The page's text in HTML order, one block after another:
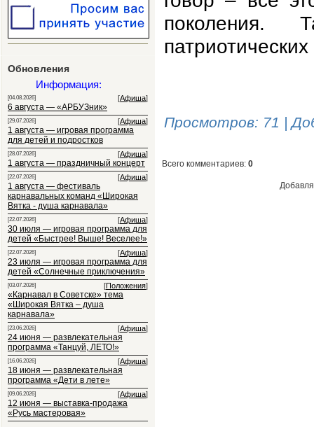
Обновления
Информация:
[04.08.2026] [Афиша]
6 августа — «АРБУЗник»
[29.07.2026] [Афиша]
1 августа — игровая программа
для детей и подростков
[28.07.2026] [Афиша]
1 августа — праздничный концерт
[22.07.2026] [Афиша]
1 августа — фестиваль
карнавальных команд «Широкая
Вятка - душа карнавала»
[22.07.2026] [Афиша]
30 июля — игровая программа для
детей «Быстрее! Выше! Веселее!»
[22.07.2026] [Афиша]
23 июля — игровая программа для
детей «Солнечные приключения»
[03.07.2026] [Положения]
«Карнавал в Советске» тема
«Широкая Вятка – душа
карнавала»
[23.06.2026] [Афиша]
24 июня — развлекательная
программа «Танцуй, ЛЕТО!»
[16.06.2026] [Афиша]
18 июня — развлекательная
программа «Дети в лете»
[09.06.2026] [Афиша]
12 июня — выставка-продажа
«Русь мастеровая»
поколения.
Просмотров: 71 |
Всего комментариев: 0